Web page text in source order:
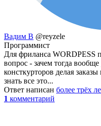
Вадим В @reyzele
Программист
Для фриланса WORDPESS
вопрос - зачем тогда
консткурторов делая
знать все это...
Ответ написан более трёх
1 комментарий